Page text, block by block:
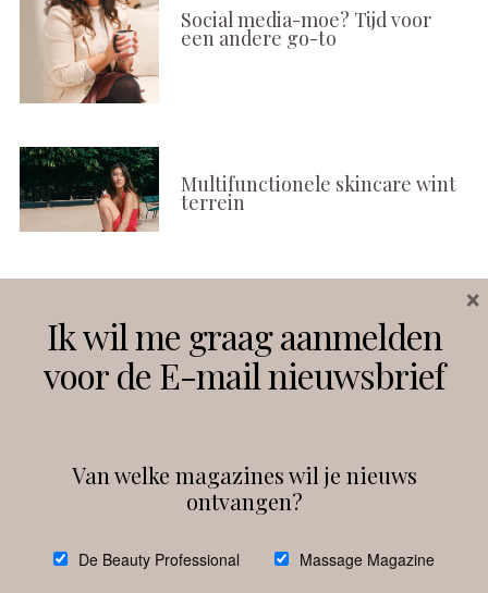
Social media-moe? Tijd voor
een andere go-to
Multifunctionele skincare wint
terrein
Instagram Facebook
debeautyprofessional
Ik wil me graag aanmelden
voor de E-mail nieuwsbrief
Van welke magazines wil je nieuws
ontvangen?
De Beauty Professional Massage Magazine
×